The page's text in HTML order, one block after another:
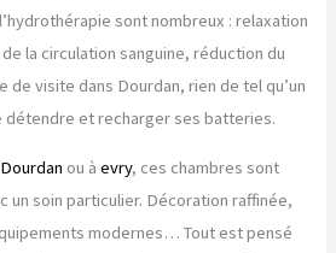
sont nombreux : relaxation
la circulation sanguine, réduction du
de visite dans Dourdan, rien de tel qu’un
détendre et recharger ses batteries.
ou àevry, ces chambres sont
un soin particulier. Décoration raffinée,
modernes… Tout est pensé